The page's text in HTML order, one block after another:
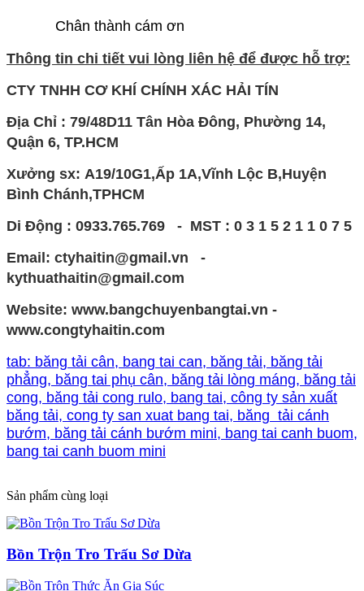
Chân thành cám ơn
Thông tin chi tiết vui lòng liên hệ để được hỗ trợ:
CTY TNHH CƠ KHÍ CHÍNH XÁC HẢI TÍN
Địa Chỉ : 79/48D11 Tân Hòa Đông, Phường 14,
Quận 6, TP.HCM
Xưởng sx: A19/10G1,Ấp 1A,Vĩnh Lộc B,Huyện
Bình Chánh,TPHCM
Di Động : 0933.765.769 - MST : 0 3 1 5 2 1 1 0 7 5
Email: ctyhaitin@gmail.vn -
kythuathaitin@gmail.com
Website: www.bangchuyenbangtai.vn -
www.congtyhaitin.com
tab: băng tải cân, bang tai can, băng tải, băng tải
phẳng, băng tai phụ cân, băng tải lòng máng, băng tải
cong, băng tải cong rulo, bang tai, công ty sản xuất
băng tải, cong ty san xuat bang tai, băng tải cánh
bướm, băng tải cánh bướm mini, bang tai canh buom,
bang tai canh buom mini
Sản phẩm cùng loại
Bồn Trộn Tro Trấu Sơ Dừa